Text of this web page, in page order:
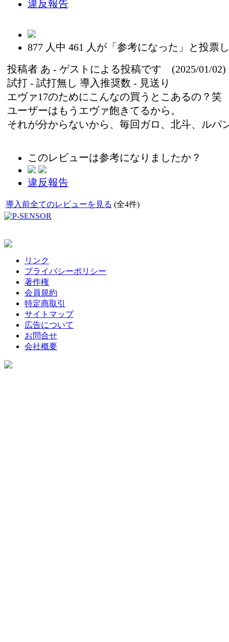
違反報告
877 人中 461 人が「参考になった」と投票
投稿者 あ - ゲストによる投稿です (2025/01/02)
試打 - 試打無し 導入推奨数 - 見送り
エヴァ17のためにこんなの買うとこあるの？
ユーザーはもうエヴァ飽きてるから。
それが分からないから、毎回ガロ、北斗、ル
このレビューは参考になりましたか？
違反報告
導入前全てのレビューを見る (全4件)
リンク
プライバシーポリシー
著作権
会員規約
特定商取引
サイトマップ
広告について
お問合せ
会社概要